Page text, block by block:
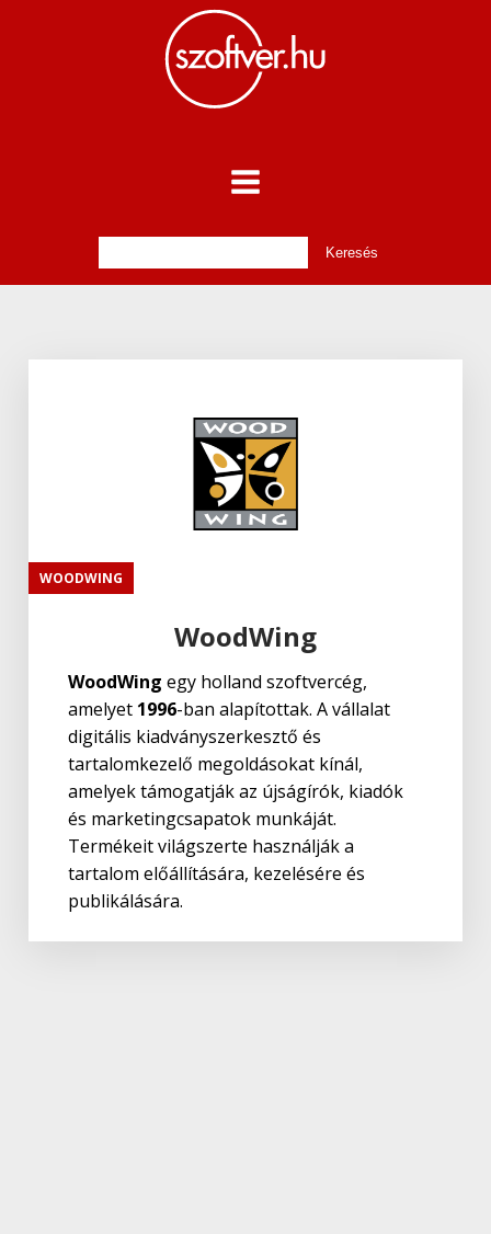
WOODWING
WoodWing
WoodWing egy holland szoftvercég,
amelyet 1996-ban alapítottak. A vállalat
digitális kiadványszerkesztő és
tartalomkezelő megoldásokat kínál,
amelyek támogatják az újságírók, kiadók
és marketingcsapatok munkáját.
Termékeit világszerte használják a
tartalom előállítására, kezelésére és
publikálására.